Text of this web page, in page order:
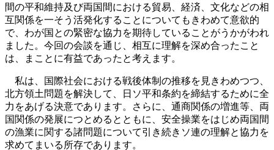
間の平和維持及び両国間における貿易、経済、文化などの相
互関係を一そう活発化することについてもきわめて意欲的
で、わが国との緊密な協力を期待していることがうかがわれ
ました。今回の会談を通じ、相互に理解を深め合ったこと
は、まことに有益であったと考えます。
私は、国際社会における戦後体制の推移を見きわめつつ、
北方領土問題を解決して、日ソ平和条約を締結するために全
力をあげる決意であります。さらに、通商関係の増進等、両
国関係の発展につとめるとともに、安全操業をはじめ両国間
の漁業に関する諸問題について引き続きソ連の理解と協力を
求めてまいる所存であります。